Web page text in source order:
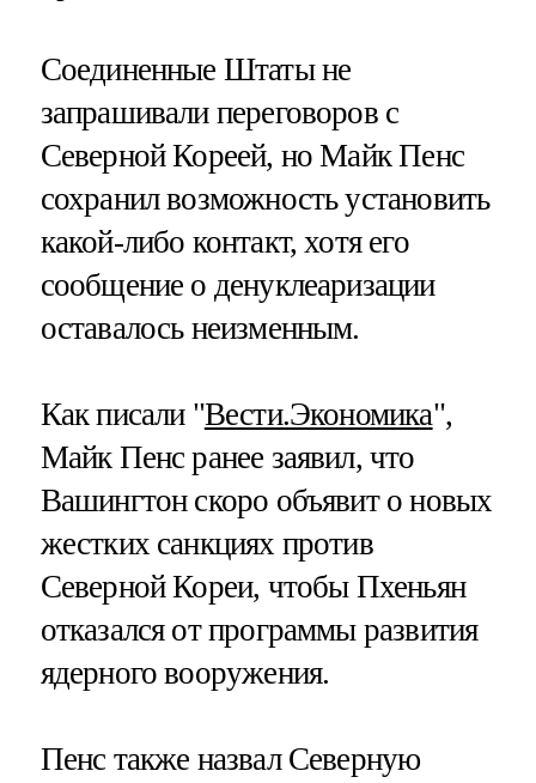
Соединенные Штаты не
запрашивали переговоров с
Северной Кореей, но Майк Пенс
сохранил возможность установить
какой-либо контакт, хотя его
сообщение о денуклеаризации
оставалось неизменным.
Как писали "Вести.Экономика",
Майк Пенс ранее заявил, что
Вашингтон скоро объявит о новых
жестких санкциях против
Северной Кореи, чтобы Пхеньян
отказался от программы развития
ядерного вооружения.
Пенс также назвал Северную